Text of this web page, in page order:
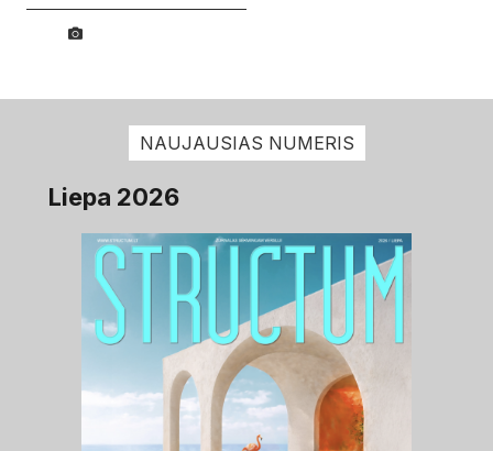
NAUJAUSIAS NUMERIS
Liepa 2026